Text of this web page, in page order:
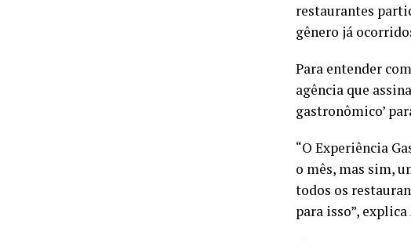
restaurantes
gênero já
Para entender
agência que
gastronômico’
“O Experiência
o mês, mas sim,
todos os
para isso”,